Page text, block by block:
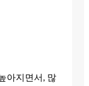
아지면서, 많